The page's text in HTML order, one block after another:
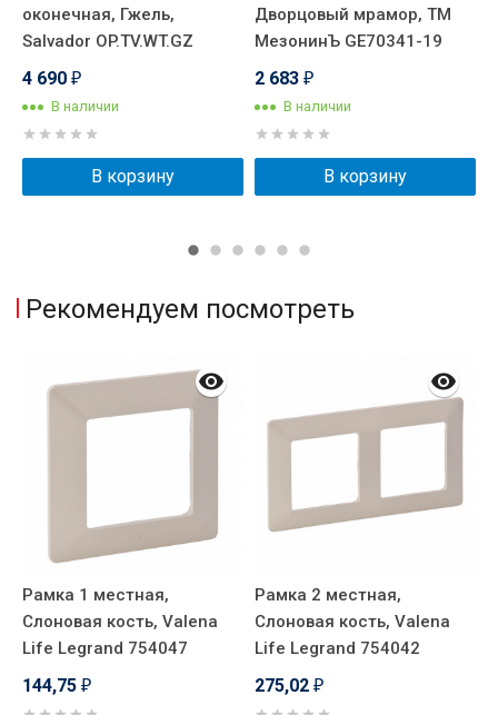
оконечная, Гжель,
Salvador OP.TV.WT.GZ
4 690 ₽
В наличии
В корзину
Дворцовый мрамор, ТМ
МезонинЪ GE70341-19
2 683 ₽
В наличии
В корзину
Рекомендуем посмотреть
Рамка 1 местная,
Слоновая кость, Valena
Life Legrand 754047
144,75 ₽
Рамка 2 местная,
Слоновая кость, Valena
Life Legrand 754042
275,02 ₽